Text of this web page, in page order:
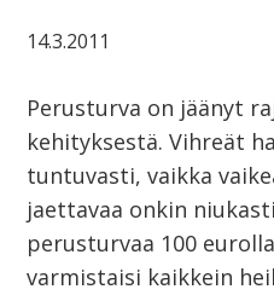
14.3.2011
Perusturva on jäänyt
kehityksestä. Vihreät
tuntuvasti, vaikka
jaettavaa onkin
perusturvaa 100
varmistaisi kaikkein